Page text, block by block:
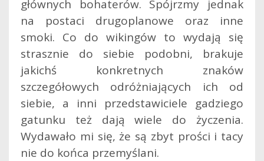
głównych bohaterów. Spójrzmy jednak
na postaci drugoplanowe oraz inne
smoki. Co do wikingów to wydają się
strasznie do siebie podobni, brakuje
jakichś konkretnych znaków
szczegółowych odróżniających ich od
siebie, a inni przedstawiciele gadziego
gatunku też dają wiele do życzenia.
Wydawało mi się, że są zbyt prości i tacy
nie do końca przemyślani.